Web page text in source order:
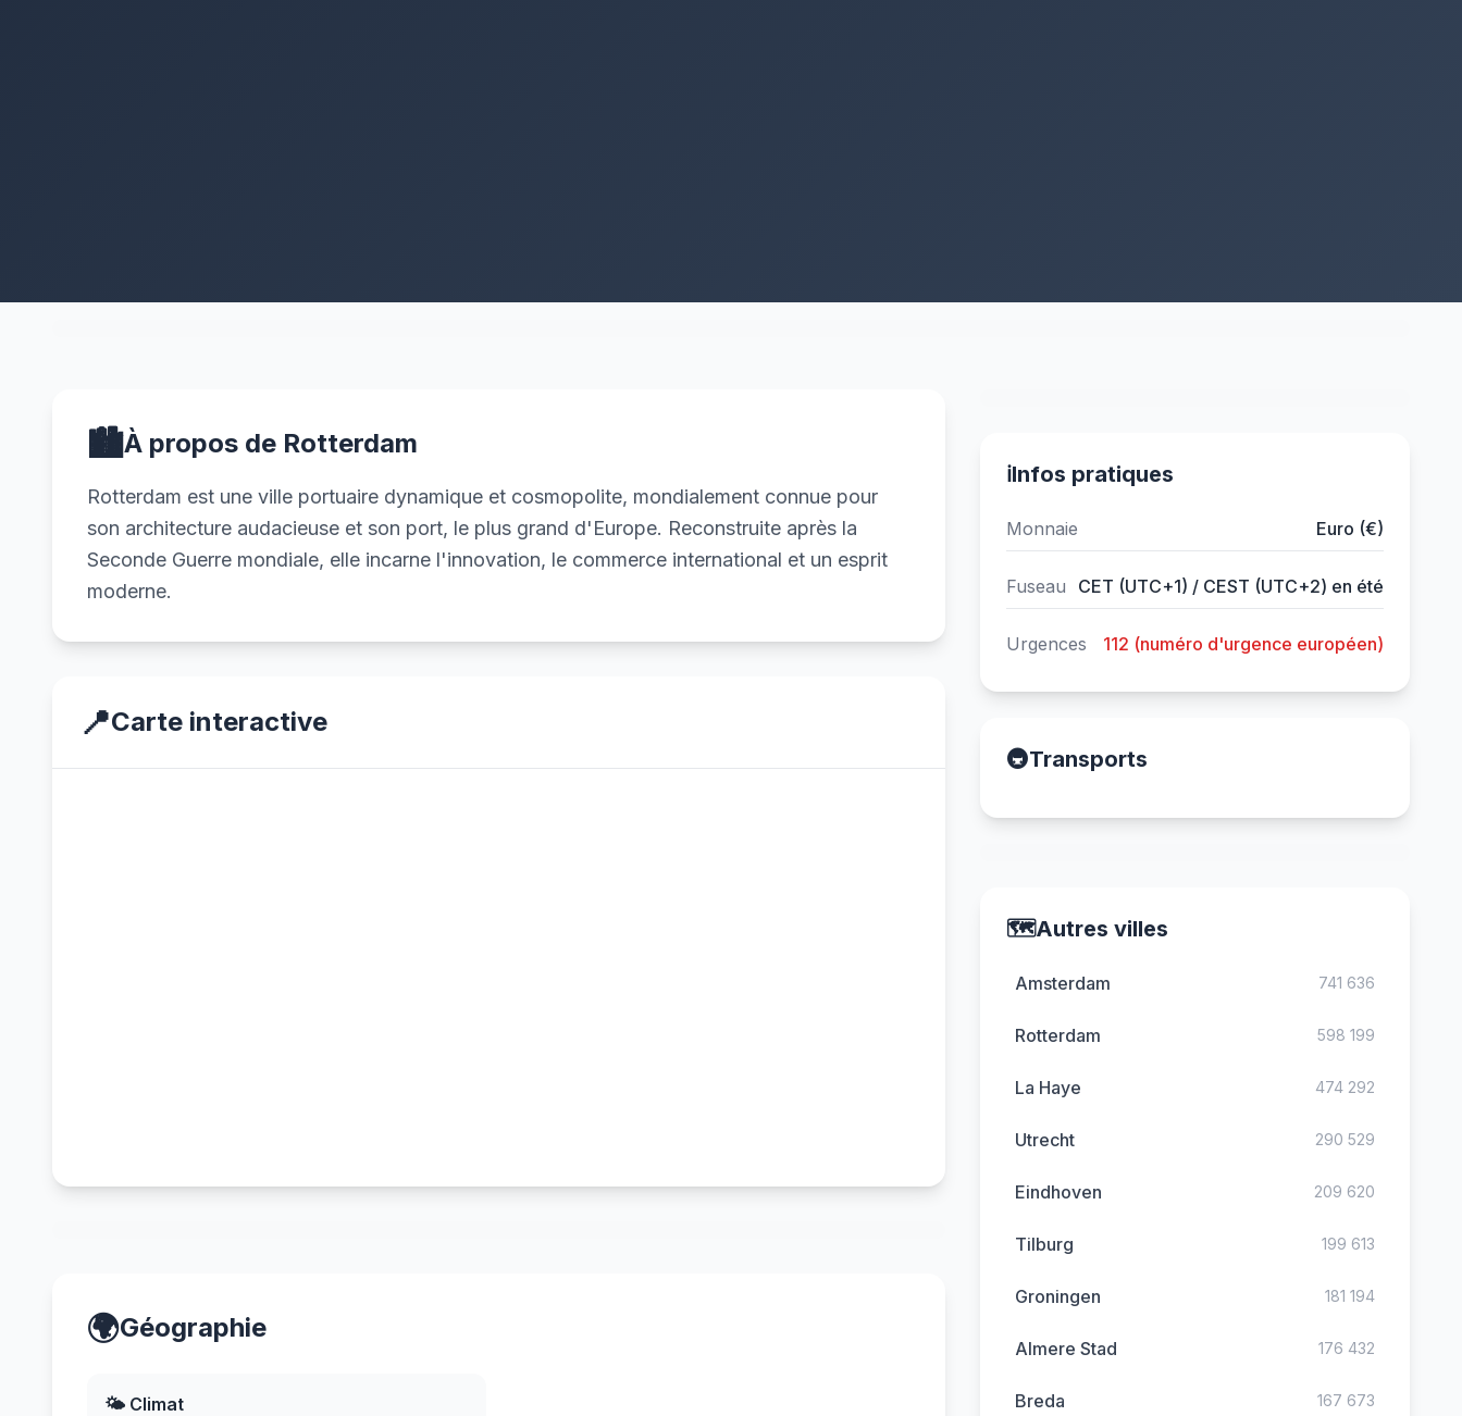
🏙️À propos de Rotterdam
Rotterdam est une ville portuaire dynamique et cosmopolite, mondialement connue pour
son architecture audacieuse et son port, le plus grand d'Europe. Reconstruite après la
Seconde Guerre mondiale, elle incarne l'innovation, le commerce international et un esprit
moderne.
📍Carte interactive
🌍Géographie
🌤️ Climat
ℹ️Infos pratiques
Monnaie Euro (€)
Fuseau CET (UTC+1) / CEST (UTC+2) en été
Urgences 112 (numéro d'urgence européen)
🚇Transports
🗺️Autres villes
Amsterdam 741 636
Rotterdam 598 199
La Haye 474 292
Utrecht 290 529
Eindhoven 209 620
Tilburg 199 613
Groningen 181 194
Almere Stad 176 432
Breda 167 673